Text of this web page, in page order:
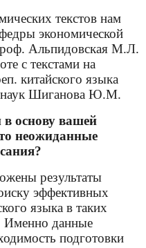
текстов нам
экономической
Альпидовская М.Л.
с текстами на
китайского языка
наук Шиганова Ю.М.
в основу вашей
неожиданные
результаты
эффективных
языка в таких
Именно данные
подготовки